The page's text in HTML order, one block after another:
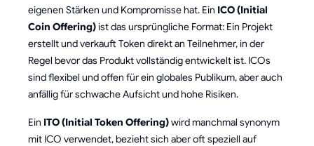
eigenen Stärken und Kompromisse hat. Ein ICO (Initial
Coin Offering)ist das ursprüngliche Format: Ein Projekt
erstellt und verkauft Token direkt an Teilnehmer, in der
Regel bevor das Produkt vollständig entwickelt ist. ICOs
sind flexibel und offen für ein globales Publikum, aber auch
anfällig für schwache Aufsicht und hohe Risiken.
Ein ITO (Initial Token Offering)wird manchmal synonym
mit ICO verwendet, bezieht sich aber oft speziell auf